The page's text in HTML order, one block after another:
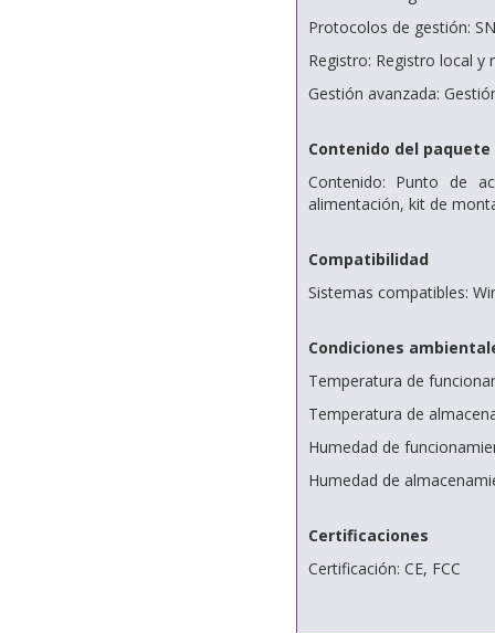
Protocolos de gestión:
Registro: Registro local
Gestión avanzada:
Contenido del paquete
Contenido: Punto de
alimentación, kit de
Compatibilidad
Sistemas compatibles:
Condiciones
Temperatura de
Temperatura de
Humedad de
Humedad de
Certificaciones
Certificación: CE, FCC